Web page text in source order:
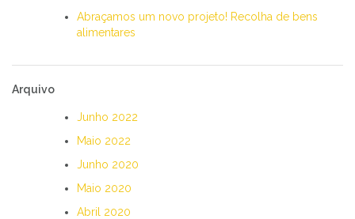
Abraçamos um novo projeto! Recolha de bens
alimentares
Arquivo
Junho 2022
Maio 2022
Junho 2020
Maio 2020
Abril 2020